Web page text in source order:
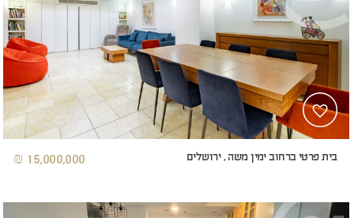
בית פרטי ברחוב ימין משה , ירושלים 15,000,000 ₪